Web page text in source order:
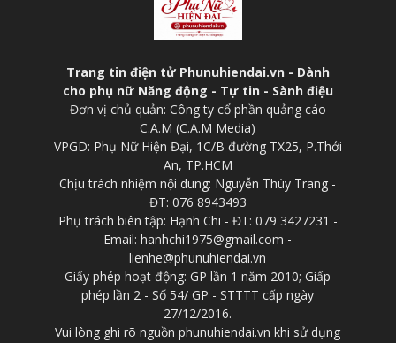
Trang tin điện tử Phunuhiendai.vn - Dành
cho phụ nữ Năng động - Tự tin - Sành điệu
Đơn vị chủ quản: Công ty cổ phần quảng cáo
C.A.M (C.A.M Media)
VPGD: Phụ Nữ Hiện Đại, 1C/B đường TX25, P.Thới
An, TP.HCM
Chịu trách nhiệm nội dung: Nguyễn Thùy Trang -
ĐT: 076 8943493
Phụ trách biên tập: Hạnh Chi - ĐT: 079 3427231 -
Email: hanhchi1975@gmail.com -
lienhe@phunuhiendai.vn
Giấy phép hoạt động: GP lần 1 năm 2010; Giấp
phép lần 2 - Số 54/ GP - STTTT cấp ngày
27/12/2016.
Vui lòng ghi rõ nguồn phunuhiendai.vn khi sử dụng